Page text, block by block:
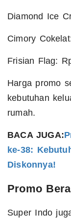
Diamond Ice
Cimory
Frisian Flag:
Harga promo
kebutuhan
rumah.
BACA JUGA:
ke-38:
Diskonnya!
Promo
Super Indo